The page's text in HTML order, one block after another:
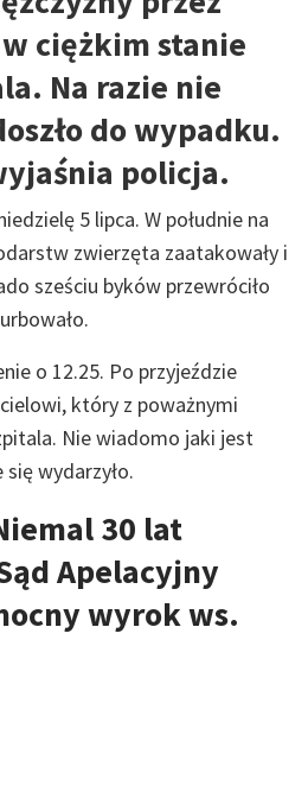
ciężkim stanie
Na razie nie
do wypadku.
policja.
5 lipca. W południe na
zwierzęta zaatakowały i
sześciu byków przewróciło
o 12.25. Po przyjeździe
który z poważnymi
Nie wiadomo jaki jest
wydarzyło.
30 lat
Apelacyjny
wyrok ws.